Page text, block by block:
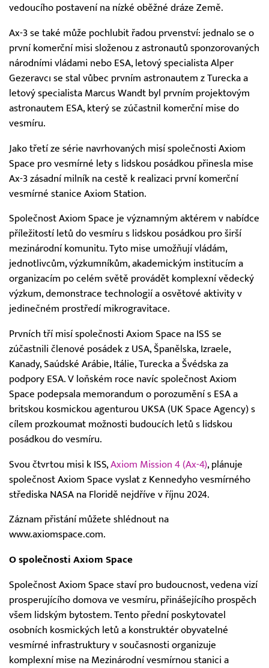
vedoucího postavení na nízké oběžné dráze Země.
Ax-3 se také může pochlubit řadou prvenství: jednalo se o
první komerční misi složenou z astronautů sponzorovaných
národními vládami nebo ESA, letový specialista Alper
Gezeravcı se stal vůbec prvním astronautem z Turecka a
letový specialista Marcus Wandt byl prvním projektovým
astronautem ESA, který se zúčastnil komerční mise do
vesmíru.
Jako třetí ze série navrhovaných misí společnosti Axiom
Space pro vesmírné lety s lidskou posádkou přinesla mise
Ax-3 zásadní milník na cestě k realizaci první komerční
vesmírné stanice Axiom Station.
Společnost Axiom Space je významným aktérem v nabídce
příležitostí letů do vesmíru s lidskou posádkou pro širší
mezinárodní komunitu. Tyto mise umožňují vládám,
jednotlivcům, výzkumníkům, akademickým institucím a
organizacím po celém světě provádět komplexní vědecký
výzkum, demonstrace technologií a osvětové aktivity v
jedinečném prostředí mikrogravitace.
Prvních tří misí společnosti Axiom Space na ISS se
zúčastnili členové posádek z USA, Španělska, Izraele,
Kanady, Saúdské Arábie, Itálie, Turecka a Švédska za
podpory ESA. V loňském roce navíc společnost Axiom
Space podepsala memorandum o porozumění s ESA a
britskou kosmickou agenturou UKSA (UK Space Agency) s
cílem prozkoumat možnosti budoucích letů s lidskou
posádkou do vesmíru.
Svou čtvrtou misi k ISS, Axiom Mission 4 (Ax-4), plánuje
společnost Axiom Space vyslat z Kennedyho vesmírného
střediska NASA na Floridě nejdříve v říjnu 2024.
Záznam přistání můžete shlédnout na
www.axiomspace.com.
O společnosti Axiom Space
Společnost Axiom Space staví pro budoucnost, vedena vizí
prosperujícího domova ve vesmíru, přinášejícího prospěch
všem lidským bytostem. Tento přední poskytovatel
osobních kosmických letů a konstruktér obyvatelné
vesmírné infrastruktury v současnosti organizuje
komplexní mise na Mezinárodní vesmírnou stanici a